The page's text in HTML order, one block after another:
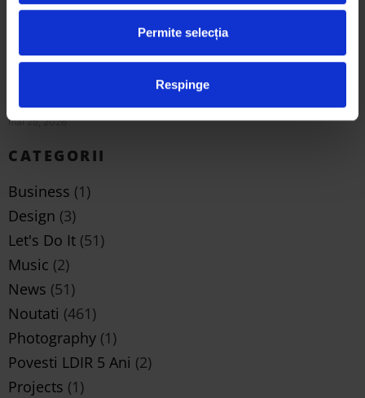
Permite selecția
Respinge
semnificația lor
Arta eco prin ochii studenților: 3 proiecte
semifinaliste Trash Art de la Universitatea de Arte din
Iași și semnificația lor
mai 25, 2026
CATEGORII
Business (1)
Design (3)
Let's Do It (51)
Music (2)
News (51)
Noutati (461)
Photography (1)
Povesti LDIR 5 Ani (2)
Projects (1)